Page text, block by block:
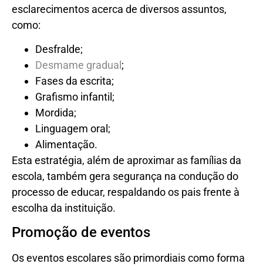
esclarecimentos acerca de diversos assuntos,
como:
Desfralde;
Desmame gradual ;
Fases da escrita;
Grafismo infantil;
Mordida;
Linguagem oral;
Alimentação.
Esta estratégia, além de aproximar as famílias da
escola, também gera segurança na condução do
processo de educar, respaldando os pais frente à
escolha da instituição.
Promoção de eventos
Os eventos escolares são primordiais como forma